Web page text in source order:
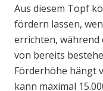
Aus diesem Topf
fördern lassen,
errichten, während
von bereits
Förderhöhe hängt
kann maximal